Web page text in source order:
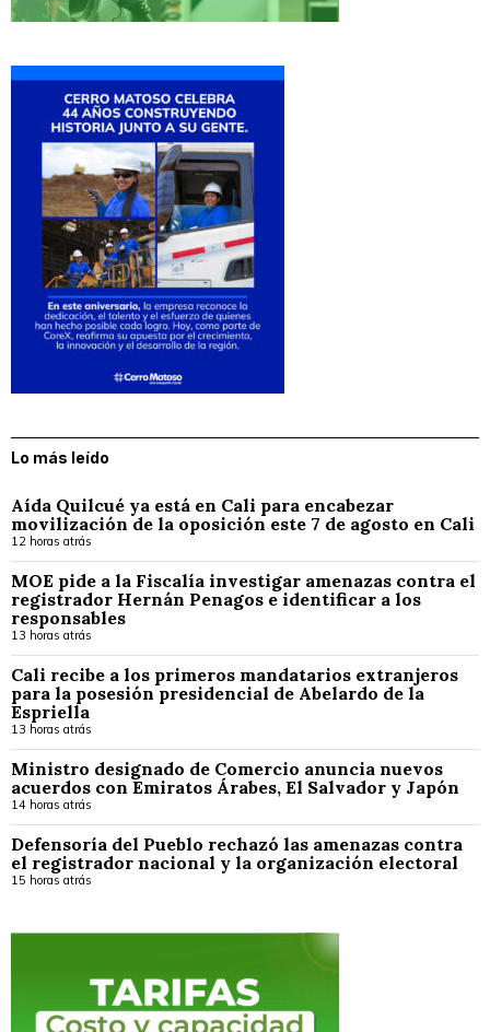
Lo más leído
Aída Quilcué ya está en Cali para encabezar
movilización de la oposición este 7 de agosto en Cali
12 horas atrás
MOE pide a la Fiscalía investigar amenazas contra el
registrador Hernán Penagos e identificar a los
responsables
13 horas atrás
Cali recibe a los primeros mandatarios extranjeros
para la posesión presidencial de Abelardo de la
Espriella
13 horas atrás
Ministro designado de Comercio anuncia nuevos
acuerdos con Emiratos Árabes, El Salvador y Japón
14 horas atrás
Defensoría del Pueblo rechazó las amenazas contra
el registrador nacional y la organización electoral
15 horas atrás